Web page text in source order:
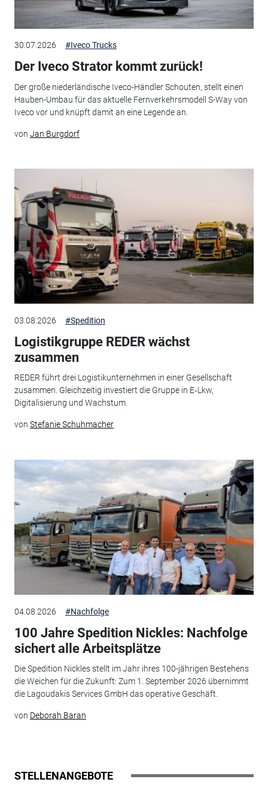
30.07.2026 #Iveco Trucks
Der Iveco Strator kommt zurück!
Der große niederländische Iveco-Händler Schouten, stellt einen
Hauben-Umbau für das aktuelle Fernverkehrsmodell S-Way von
Iveco vor und knüpft damit an eine Legende an.
von Jan Burgdorf
03.08.2026 #Spedition
Logistikgruppe REDER wächst
zusammen
REDER führt drei Logistikunternehmen in einer Gesellschaft
zusammen. Gleichzeitig investiert die Gruppe in E‑Lkw,
Digitalisierung und Wachstum.
von Stefanie Schuhmacher
04.08.2026 #Nachfolge
100 Jahre Spedition Nickles: Nachfolge
sichert alle Arbeitsplätze
Die Spedition Nickles stellt im Jahr ihres 100-jährigen Bestehens
die Weichen für die Zukunft: Zum 1. September 2026 übernimmt
die Lagoudakis Services GmbH das operative Geschäft.
von Deborah Baran
STELLENANGEBOTE